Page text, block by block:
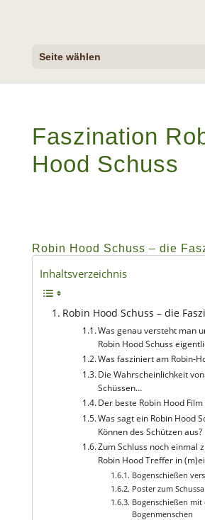
Seite wählen
Faszination
Hood Schuss
Robin Hood Schuss – die
Inhaltsverzeichnis
Robin Hood Schuss – die
Was genau versteht man
Robin Hood Schuss
Was fasziniert am Robin-
Die Wahrscheinlichkeit
Schüssen…
Der beste Robin Hood
Was sagt ein Robin Hood
Können des Schützen aus?
Zum Schluss noch einmal
Robin Hood Treffer in
Bogenschießen
Poster zum
Bogenschießen mit
Bogenmenschen